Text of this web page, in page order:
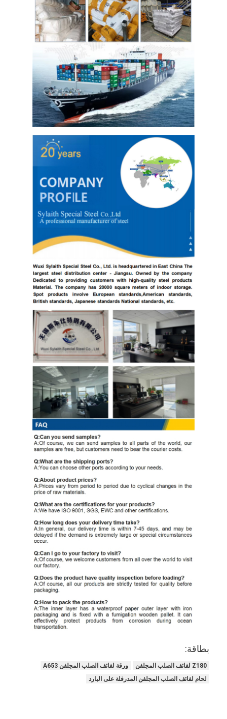
حولنا
جولة في المصنع
مراقبة الجودة
اتصل بنا
أخبار
صفائح الفولاذ المقاوم للصدأ المدرفلة على البارد
لفائف الفولاذ المقاوم للصدأ المدرفلة على البارد
ورقة الفولاذ المقاوم للصدأ المدرفلة على الساخن
لفائف الفولاذ المقاوم للصدأ المدرفلة على الساخن
304 ورقة الفولاذ المقاوم للصدأ
304 أنبوب من الفولاذ المقاوم للصدأ
316L ورق الفولاذ المقاوم للصدأ
2205 لوحة من الفولاذ المقاوم للصدأ
صفيحة الفولاذ المقاوم للصدأ الملمع
أنبوب الفولاذ المقاوم للصدأ الزخرفية
شريط الفولاذ المقاوم للصدأ
مادة الألمنيوم
بطاقة:
Z180 لفائف الصلب المجلفن
ورقة لفائف الصلب المجلفن A653
لحام لفائف الصلب المجلفن المدرفلة على البارد